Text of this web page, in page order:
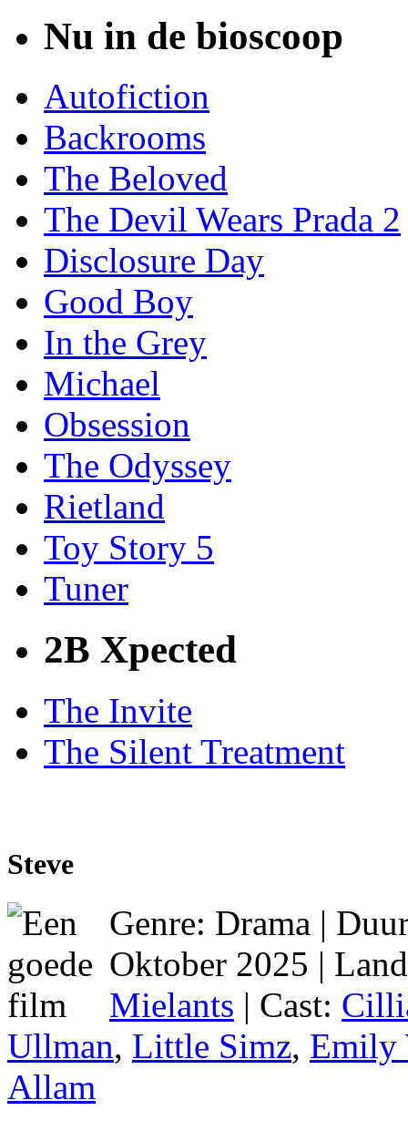
Nu in de bioscoop
Autofiction
Backrooms
The Beloved
The Devil Wears Prada 2
Disclosure Day
Good Boy
In the Grey
Michael
Obsession
The Odyssey
Rietland
Toy Story 5
Tuner
2B Xpected
The Invite
The Silent Treatment
Steve
Genre: Drama |
Oktober 2025 |
Mielants | Cast:
Ullman, Little Simz, Emily
Allam